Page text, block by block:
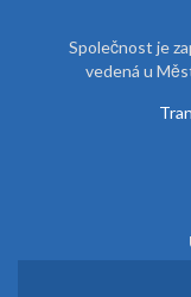
Společnost je
vedená u